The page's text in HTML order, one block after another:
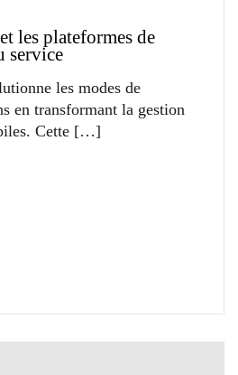
les plateformes de
service
les modes de
en transformant la gestion
Cette